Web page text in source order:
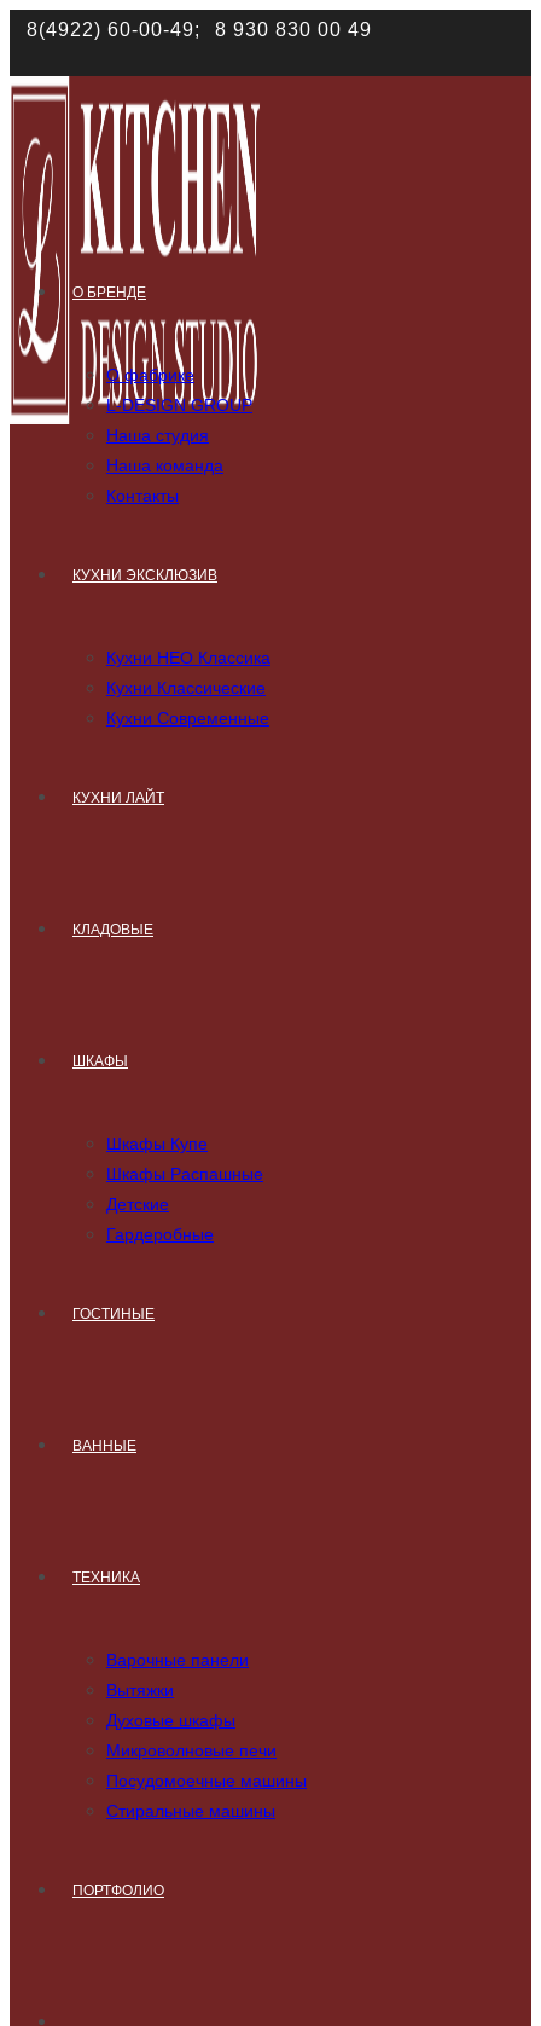
8(4922) 60-00-49; 8 930 830 00 49
О БРЕНДЕ
О фабрике
L-DESIGN GROUP
Наша студия
Наша команда
Контакты
КУХНИ ЭКСКЛЮЗИВ
Кухни НЕО Классика
Кухни Классические
Кухни Современные
КУХНИ ЛАЙТ
КЛАДОВЫЕ
ШКАФЫ
Шкафы Купе
Шкафы Распашные
Детские
Гардеробные
ГОСТИНЫЕ
ВАННЫЕ
ТЕХНИКА
Варочные панели
Вытяжки
Духовые шкафы
Микроволновые печи
Посудомоечные машины
Стиральные машины
ПОРТФОЛИО
Наш сайт использует файлы cookies. Продолжая им